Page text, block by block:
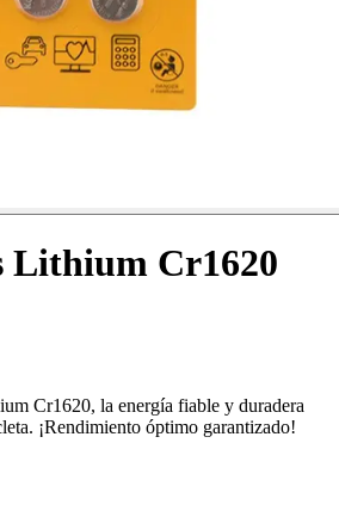
Lithium Cr1620
Cr1620, la energía fiable y duradera
¡Rendimiento óptimo garantizado!